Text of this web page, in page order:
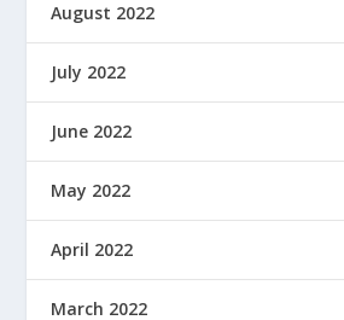
August 2022
July 2022
June 2022
May 2022
April 2022
March 2022